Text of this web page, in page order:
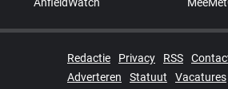
Redactie Privacy RSS
Adverteren
Statuut
Vacatures